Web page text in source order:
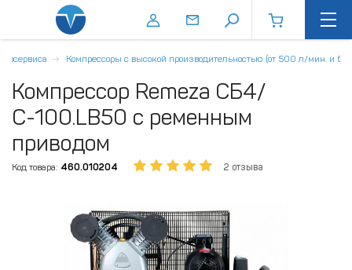
Компрессоры с высокой производительностью (от 500 л/мин. и
Компрессор Remeza СБ4/
С-100.LB50 с ременным
приводом
Код товара: 460.010204 2 отзыва